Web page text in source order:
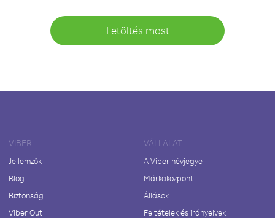
Letöltés most
VIBER
Jellemzők
Blog
Biztonság
Viber Out
VÁLLALAT
A Viber névjegye
Márkaközpont
Állások
Feltételek és irányelvek